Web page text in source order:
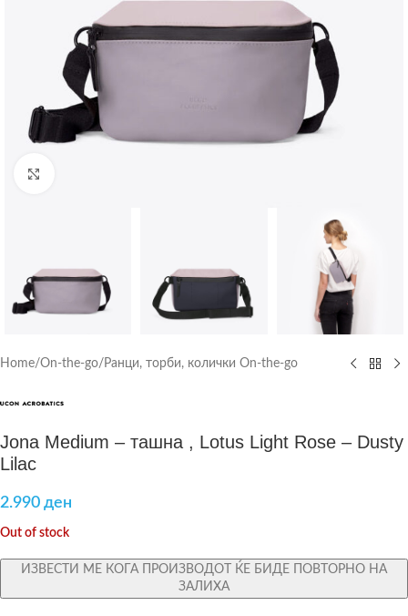
Home/On-the-go/ Ранци, торби, колички On-the-go
Jona Medium – ташна , Lotus Light Rose – Dusty
Lilac
2.990 ден
Out of stock
ИЗВЕСТИ МЕ КОГА ПРОИЗВОДОТ ЌЕ БИДЕ ПОВТОРНО НА
ЗАЛИХА